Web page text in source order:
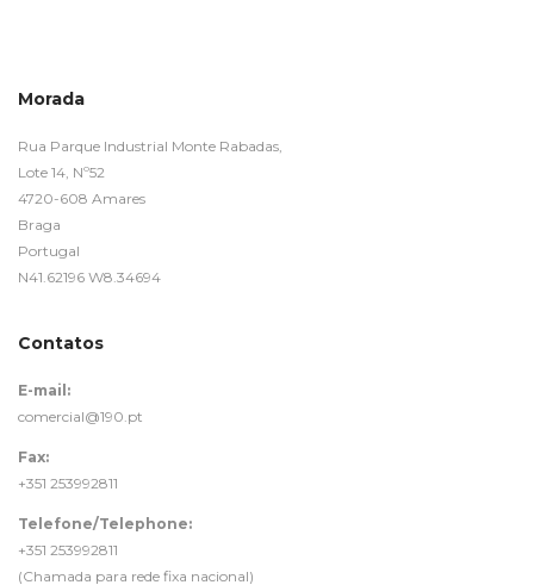
Morada
Rua Parque Industrial Monte Rabadas,
Lote 14, Nº52
4720-608 Amares
Braga
Portugal
N41.62196 W8.34694
Contatos
E-mail:
comercial@190.pt
Fax:
+351 253992811
Telefone/Telephone:
+351 253992811
(Chamada para rede fixa nacional)